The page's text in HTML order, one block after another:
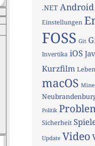
.NET Android
Einstellungen
FOSS Git
Invertika iOS
Kurzfilm Leben
macOS
Politik
Sicherheit
Update Video